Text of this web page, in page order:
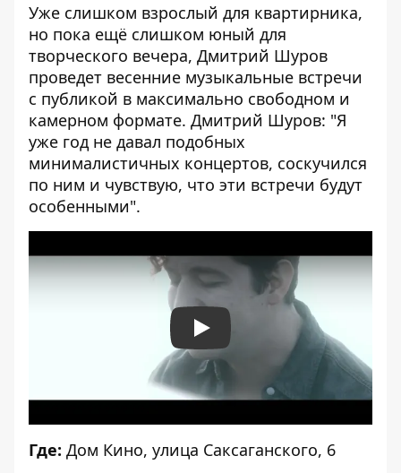
Уже слишком взрослый для квартирника,
но пока ещё слишком юный для
творческого вечера, Дмитрий Шуров
проведет весенние музыкальные встречи
с публикой в максимально свободном и
камерном формате. Дмитрий Шуров: "Я
уже год не давал подобных
минималистичных концертов, соскучился
по ним и чувствую, что эти встречи будут
особенными".
Play
Где: Дом Кино, улица Саксаганского, 6